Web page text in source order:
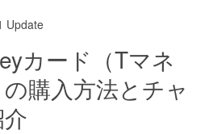
Update
カード（Tマネ
購入方法とチャ